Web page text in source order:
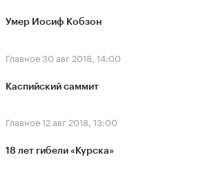
Умер Иосиф Кобзон
Главное30 авг 2018, 14:00
Каспийский саммит
Главное12 авг 2018, 13:00
18 лет гибели «Курска»